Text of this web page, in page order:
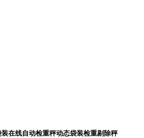
在线自动检重秤动态袋装检重剔除秤